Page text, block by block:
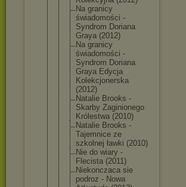
Na granicy
świadomości -
Syndrom Doriana
Graya (2012)
Na granicy
świadomości -
Syndrom Doriana
Graya Edycja
Kolekcjonerska
(2012)
Natalie Brooks -
Skarby Zaginionego
Królestwa (2010)
Natalie Brooks -
Tajemnice ze
szkolnej ławki (2010)
Nie do wiary -
Flecista (2011)
Niekonczaca sie
podroz - Nowa